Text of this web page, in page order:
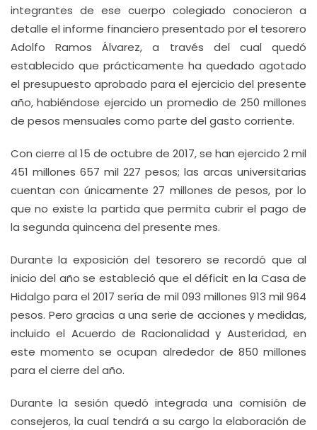
integrantes de ese cuerpo colegiado conocieron a
detalle el informe financiero presentado por el tesorero
Adolfo Ramos Álvarez, a través del cual quedó
establecido que prácticamente ha quedado agotado
el presupuesto aprobado para el ejercicio del presente
año, habiéndose ejercido un promedio de 250 millones
de pesos mensuales como parte del gasto corriente.
Con cierre al 15 de octubre de 2017, se han ejercido 2 mil
451 millones 657 mil 227 pesos; las arcas universitarias
cuentan con únicamente 27 millones de pesos, por lo
que no existe la partida que permita cubrir el pago de
la segunda quincena del presente mes.
Durante la exposición del tesorero se recordó que al
inicio del año se estableció que el déficit en la Casa de
Hidalgo para el 2017 sería de mil 093 millones 913 mil 964
pesos. Pero gracias a una serie de acciones y medidas,
incluido el Acuerdo de Racionalidad y Austeridad, en
este momento se ocupan alrededor de 850 millones
para el cierre del año.
Durante la sesión quedó integrada una comisión de
consejeros, la cual tendrá a su cargo la elaboración de